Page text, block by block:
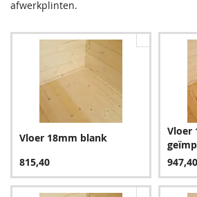
511,20
Blauw
607,20
afwerkplinten.
Vloer 18mm blank
815,40
Vloer
947,40